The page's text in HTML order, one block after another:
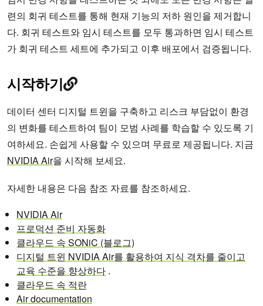
련의 회귀 테스트를 통해 현재 기능의 저하 원인을 제거합니
다. 회귀 테스트와 임시 테스트를 모두 통과하면 임시 테스트
가 회귀 테스트 세트에 추가되고 이후 배포에서 검증됩니다.
시작하기
데이터 센터 디지털 트윈을 구축하고 리스크 부담없이 환경
의 변화를 테스트하여 팀이 모범 사례를 학습할 수 있도록 기
여하세요. 손쉽게 사용할 수 있으며 무료로 제공됩니다. 지금
NVIDIA Air을 시작해 보세요.
자세한 내용은 다음 참조 자료를 참조하세요.
NVIDIA Air
프로덕션 준비 자동화
클라우드 속 SONiC (블로그)
디지털 트윈 NVIDIA Air를 활용하여 지식 격차를 줄이고
교육 수준을 향상하다 .
클라우드 속 적란
Air documentation